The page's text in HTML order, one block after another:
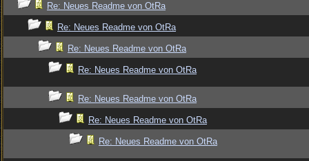
Re: Neues Readme von OtRa
Re: Neues Readme von OtRa
Re: Neues Readme von OtRa
Re: Neues Readme von OtRa
Re: Neues Readme von OtRa
Re: Neues Readme von OtRa
Re: Neues Readme von OtRa